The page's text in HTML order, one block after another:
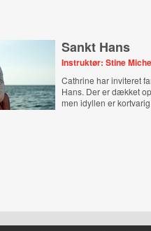
Sankt Hans
Instruktør: Stine
Cathrine har inviteret
Hans. Der er dækket
men idyllen er